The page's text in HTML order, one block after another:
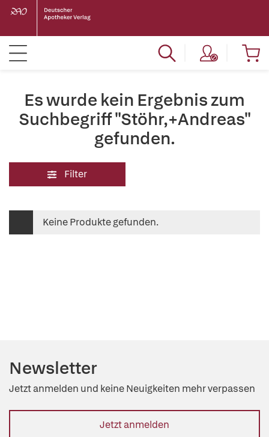
Es wurde kein Ergebnis zum
Suchbegriff "Stöhr,+Andreas"
gefunden.
Filter
Keine Produkte gefunden.
Newsletter
Jetzt anmelden und keine Neuigkeiten mehr verpassen
Jetzt anmelden